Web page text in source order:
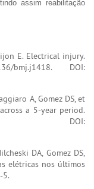
assim reabilitação
E. Electrical injury.
bmj.j1418. DOI:
A, Gomez DS, et
a 5-year period.
9. DOI:
DA, Gomez DS,
elétricas nos últimos
5.